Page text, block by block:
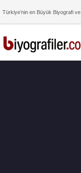
Türkiye’nin en Büyük Biyografi